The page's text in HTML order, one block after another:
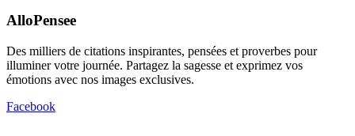
AlloPensee
Des milliers de citations inspirantes, pensées et proverbes pour
illuminer votre journée. Partagez la sagesse et exprimez vos
émotions avec nos images exclusives.
Facebook